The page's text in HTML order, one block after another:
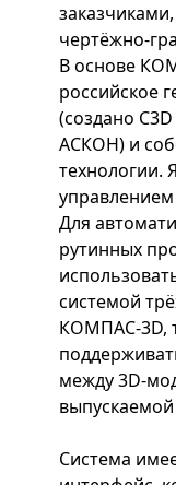
чертёжно-
В основе
российское
(создано
АСКОН) и
технологии.
Для
рутинных
системой
КОМПАС-3D,
между 3D-
Система